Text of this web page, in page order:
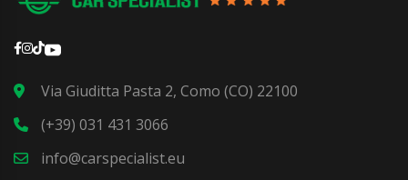
Via Giuditta Pasta 2, Como (CO) 22100
(+39) 031 431 3066
info@carspecialist.eu